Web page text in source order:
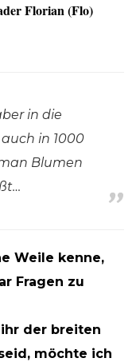
Florian (Flo)
in die
in 1000
Blumen
Weile kenne,
Fragen zu
der breiten
möchte ich